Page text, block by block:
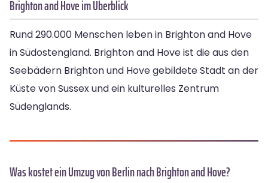
Brighton and Hove im Überblick
Rund 290.000 Menschen leben in Brighton and Hove
in Südostengland. Brighton and Hove ist die aus den
Seebädern Brighton und Hove gebildete Stadt an der
Küste von Sussex und ein kulturelles Zentrum
Südenglands.
Was kostet ein Umzug von Berlin nach Brighton and Hove?